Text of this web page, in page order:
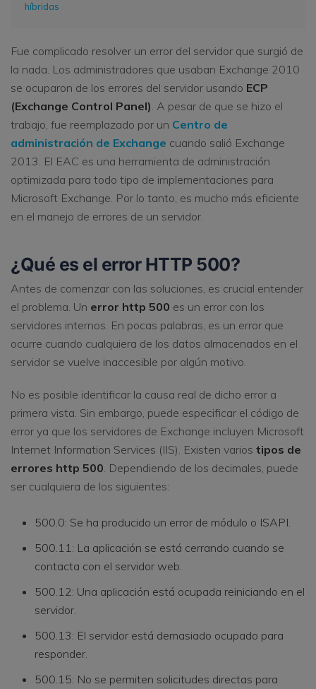
híbridas
Fue complicado resolver un error del servidor que surgió de
la nada. Los administradores que usaban Exchange 2010
se ocuparon de los errores del servidor usando ECP
(Exchange Control Panel) . A pesar de que se hizo el
trabajo, fue reemplazado por un Centro de
administración de Exchange cuando salió Exchange
2013. El EAC es una herramienta de administración
optimizada para todo tipo de implementaciones para
Microsoft Exchange. Por lo tanto, es mucho más eficiente
en el manejo de errores de un servidor.
¿Qué es el error HTTP 500?
Antes de comenzar con las soluciones, es crucial entender
el problema. Un error http 500 es un error con los
servidores internos. En pocas palabras, es un error que
ocurre cuando cualquiera de los datos almacenados en el
servidor se vuelve inaccesible por algún motivo.
No es posible identificar la causa real de dicho error a
primera vista. Sin embargo, puede especificar el código de
error ya que los servidores de Exchange incluyen Microsoft
Internet Information Services (IIS). Existen varios tipos de
errores http 500 . Dependiendo de los decimales, puede
ser cualquiera de los siguientes:
500.0: Se ha producido un error de módulo o ISAPI.
500.11: La aplicación se está cerrando cuando se
contacta con el servidor web.
500.12: Una aplicación está ocupada reiniciando en el
servidor.
500.13: El servidor está demasiado ocupado para
responder.
500.15: No se permiten solicitudes directas para